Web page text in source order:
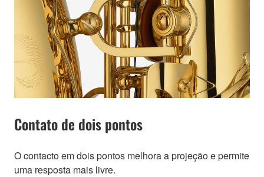
Contato de dois pontos
O contacto em dois pontos melhora a projeção e permite
uma resposta mais livre.